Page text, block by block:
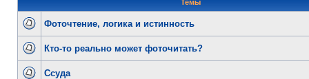
Темы
Фоточтение, логика и истинность
Кто-то реально может фоточитать?
Ссуда